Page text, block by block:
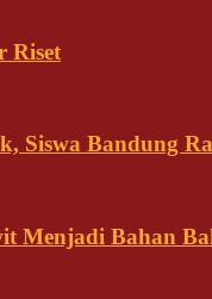
Riset
Siswa Bandung
Menjadi Bahan